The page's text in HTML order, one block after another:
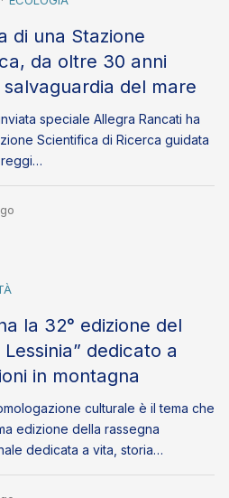
di una Stazione
da oltre 30 anni
del mare
speciale Allegra Rancati ha
Scientifica di Ricerca guidata
la 32° edizione del
dedicato a
in montagna
culturale è il tema che
edizione della rassegna
dedicata a vita, storia…